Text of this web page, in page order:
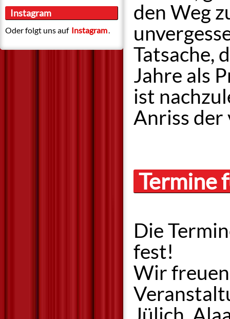
Instagram
Oder folgt uns auf Instagram.
den Weg
Tatsache,
Jahre als
ist
Anriss der
Termine
Die
fest!
Wir
Jülich,